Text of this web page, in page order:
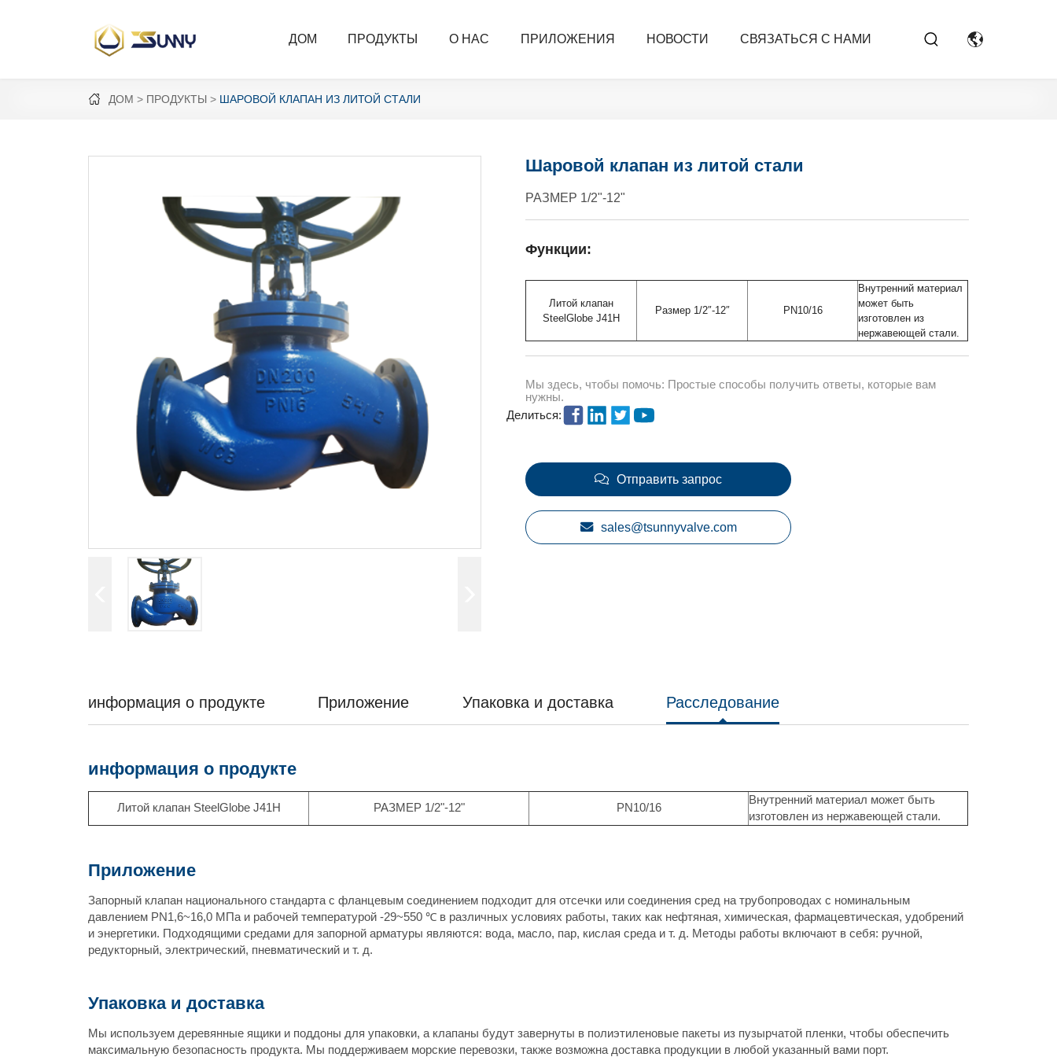
ДОМ ПРОДУКТЫ О НАС ПРИЛОЖЕНИЯ НОВОСТИ СВЯЗАТЬСЯ С НАМИ
ДОМ ПРОДУКТЫ ШАРОВОЙ КЛАПАН ИЗ ЛИТОЙ СТАЛИ
Шаровой клапан из литой стали
РАЗМЕР 1/2"-12"
Функции:
Литой клапан
SteelGlobe J41H
Размер 1/2″-12″ PN10/16
Внутренний материал
может быть
изготовлен из
нержавеющей стали.
Мы здесь, чтобы помочь: Простые способы получить ответы, которые вам
нужны.
Делиться:
Отправить запрос
sales@tsunnyvalve.com
информация о продукте Приложение Упаковка и доставка Расследование
информация о продукте
Литой клапан SteelGlobe J41H РАЗМЕР 1/2"-12" PN10/16
Внутренний материал может быть
изготовлен из нержавеющей стали.
Приложение
Запорный клапан национального стандарта с фланцевым соединением подходит для отсечки или соединения сред на трубопроводах с номинальным
давлением PN1,6~16,0 МПа и рабочей температурой -29~550 ℃ в различных условиях работы, таких как нефтяная, химическая, фармацевтическая, удобрений
и энергетики. Подходящими средами для запорной арматуры являются: вода, масло, пар, кислая среда и т. д. Методы работы включают в себя: ручной,
редукторный, электрический, пневматический и т. д.
Упаковка и доставка
Мы используем деревянные ящики и поддоны для упаковки, а клапаны будут завернуты в полиэтиленовые пакеты из пузырчатой пленки, чтобы обеспечить
максимальную безопасность продукта. Мы поддерживаем морские перевозки, также возможна доставка продукции в любой указанный вами порт.